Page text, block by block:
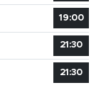
19:00
21:30
21:30